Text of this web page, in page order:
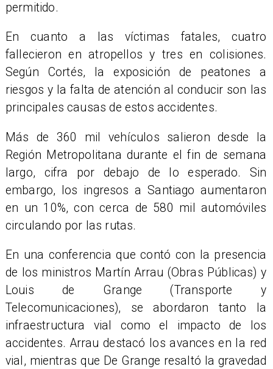
permitido.
En cuanto a las víctimas fatales, cuatro
fallecieron en atropellos y tres en colisiones.
Según Cortés, la exposición de peatones a
riesgos y la falta de atención al conducir son las
principales causas de estos accidentes.
Más de 360 mil vehículos salieron desde la
Región Metropolitana durante el fin de semana
largo, cifra por debajo de lo esperado. Sin
embargo, los ingresos a Santiago aumentaron
en un 10%, con cerca de 580 mil automóviles
circulando por las rutas.
En una conferencia que contó con la presencia
de los ministros Martín Arrau (Obras Públicas) y
Louis de Grange (Transporte y
Telecomunicaciones), se abordaron tanto la
infraestructura vial como el impacto de los
accidentes. Arrau destacó los avances en la red
vial, mientras que De Grange resaltó la gravedad